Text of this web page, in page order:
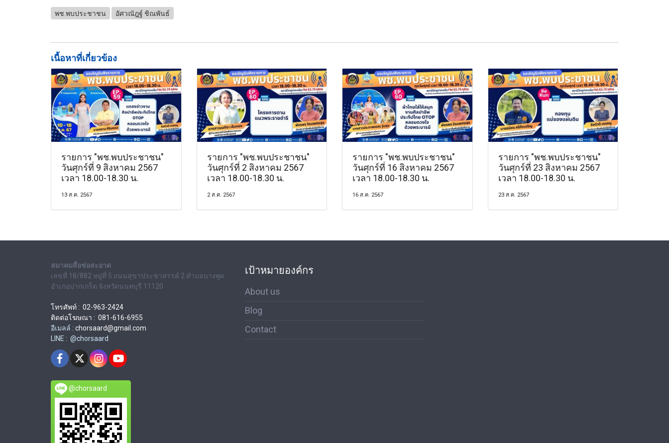
พช.พบประชาชน อัศวณัฎฐ์ ชิณพันธ์
เนื้อหาที่เกี่ยวข้อง
รายการ "พช.พบประชาชน"
วันศุกร์ที่ 9 สิงหาคม 2567
เวลา 18.00-18.30 น.
13 ส.ค. 2567
รายการ "พช.พบประชาชน"
วันศุกร์ที่ 2 สิงหาคม 2567
เวลา 18.00-18.30 น.
2 ส.ค. 2567
รายการ "พช.พบประชาชน"
วันศุกร์ที่ 16 สิงหาคม 2567
เวลา 18.00-18.30 น.
16 ส.ค. 2567
รายการ "พช.พบประชาชน"
วันศุกร์ที่ 23 สิงหาคม 2567
เวลา 18.00-18.30 น.
23 ส.ค. 2567
สมาคมสื่อช่อสะอาด
เลขที่ 18/882 หมู่ที่ 5 ถนนสุขาประชาสรรค์ 2 ตำบลบางพูด
อำเภอปากเกร็ด จังหวัดนนทบุรี 11120
โทรศัพท์ : 02-963-2424
ติดต่อโฆษณา : 081-616-6955
อีเมลล์ : chorsaard@gmail.com
LINE : @chorsaard
@chorsaard
เป้าหมายองค์กร
About us
Blog
Contact